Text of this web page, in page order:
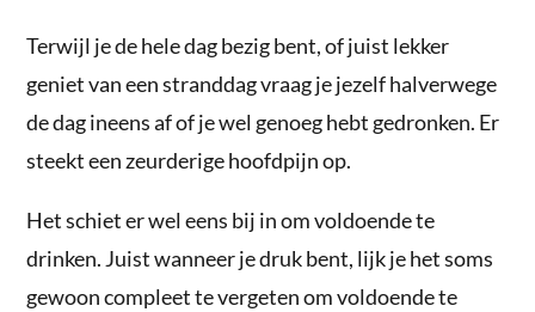
Terwijl je de hele dag bezig bent, of juist lekker
geniet van een stranddag vraag je jezelf halverwege
de dag ineens af of je wel genoeg hebt gedronken. Er
steekt een zeurderige hoofdpijn op.
Het schiet er wel eens bij in om voldoende te
drinken. Juist wanneer je druk bent, lijk je het soms
gewoon compleet te vergeten om voldoende te